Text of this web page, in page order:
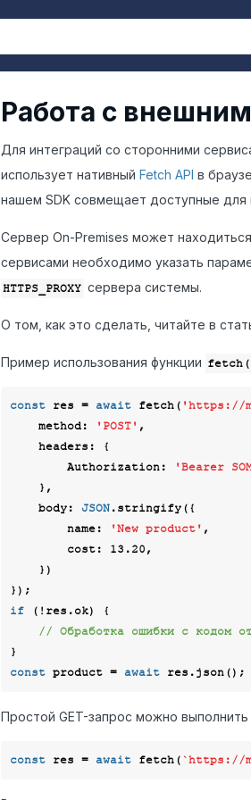
Работа с
Для интеграций со сторонними
использует нативный Fetch API в
нашем SDK совмещает доступные для
Сервер On-Premises может
сервисами необходимо указать
HTTPS_PROXY сервера системы.
О том, как это сделать, читайте в
Пример использования функции
const res = await fetch( 'https://
method: 'POST' ,
headers : {
Authorization: 'Bearer
body: JSON.stringify({
name: 'New product' ,
cost: 13.20,
if (!res.ok) {
// Обработка ошибки с кодом
const product = await
Простой GET-запрос можно
const res = await fetch( `https://